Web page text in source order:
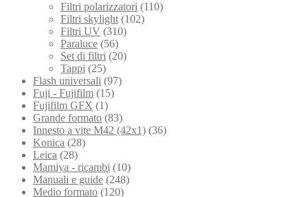
Filtri polarizzatori (110)
Filtri skylight (102)
Filtri UV (310)
Paraluce (56)
Set di filtri (20)
Tappi (25)
Flash universali (97)
Fuji - Fujifilm (15)
Fujifilm GFX (1)
Grande formato (83)
Innesto a vite M42 (42x1) (36)
Konica (28)
Leica (28)
Mamiya - ricambi (10)
Manuali e guide (248)
Medio formato (120)